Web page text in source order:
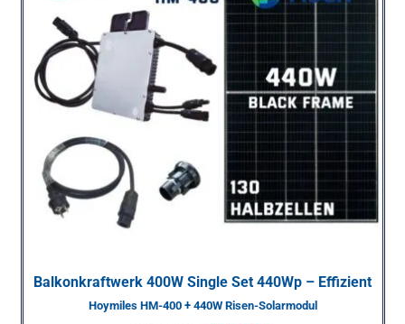
Balkonkraftwerk 400W Single Set 440Wp – Effizient
Hoymiles HM-400 + 440W Risen-Solarmodul